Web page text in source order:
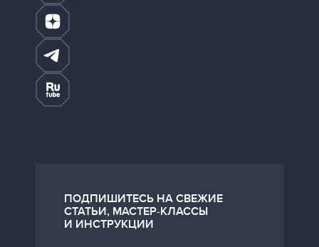
ПОДПИШИТЕСЬ НА СВЕЖИЕ
СТАТЬИ, МАСТЕР-КЛАССЫ
И ИНСТРУКЦИИ